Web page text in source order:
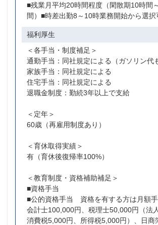
■残業月平均20時間程度（閑散期10時間
間）■時差出勤8～10時業務開始から選択
福利厚生
＜各手当・制度補足＞
通勤手当：同社規定による（ガソリン代
家族手当：同社規定による
住宅手当：同社規定による
退職金制度：勤続3年以上で支給
＜定年＞
60歳（再雇用制度あり）
＜育休取得実績＞
有（育休後復帰率100%）
＜教育制度・資格補助補足＞
■資格手当
■公的資格手当 資格を有する方は月額
会計士100,000円、税理士50,000円（法
消費税5,000円、所得税5,000円）、日商